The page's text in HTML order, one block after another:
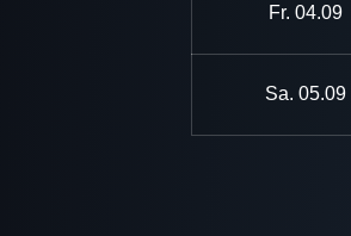
Fr. 04.09
Sa. 05.09